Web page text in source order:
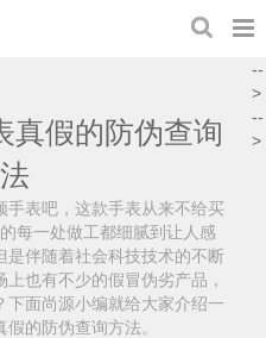
真假的防伪查询
表吧，这款手表从来不给买
每一处做工都细腻到让人感
是伴随着社会科技技术的不断
也有不少的假冒伪劣产品，
下面尚源小编就给大家介绍一
的防伪查询方法。
--
>
--
>